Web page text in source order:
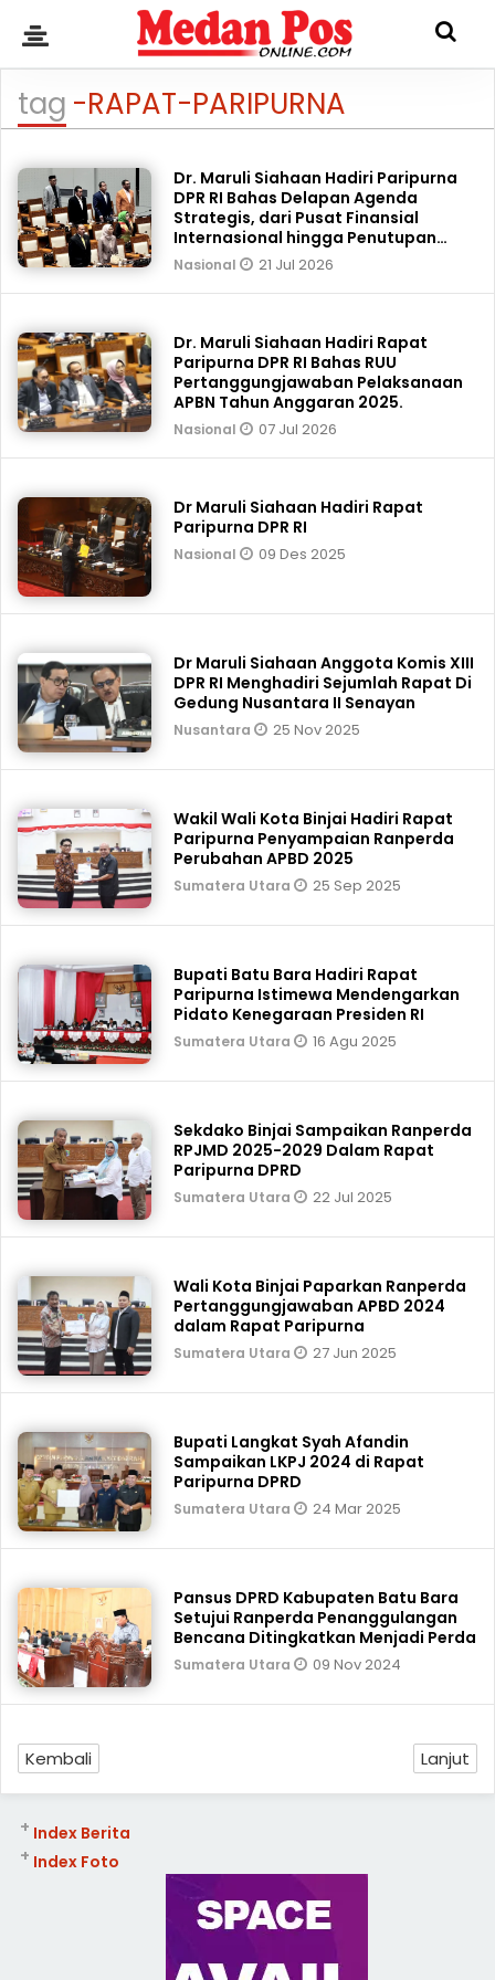
tag -RAPAT-PARIPURNA
Dr. Maruli Siahaan Hadiri Paripurna
DPR RI Bahas Delapan Agenda
Strategis, dari Pusat Finansial
Internasional hingga Penutupan
Masa Persidangan
Nasional 21 Jul 2026
Dr. Maruli Siahaan Hadiri Rapat
Paripurna DPR RI Bahas RUU
Pertanggungjawaban Pelaksanaan
APBN Tahun Anggaran 2025.
Nasional 07 Jul 2026
Dr Maruli Siahaan Hadiri Rapat
Paripurna DPR RI
Nasional 09 Des 2025
Dr Maruli Siahaan Anggota Komis XIII
DPR RI Menghadiri Sejumlah Rapat Di
Gedung Nusantara II Senayan
Nusantara 25 Nov 2025
Wakil Wali Kota Binjai Hadiri Rapat
Paripurna Penyampaian Ranperda
Perubahan APBD 2025
Sumatera Utara 25 Sep 2025
Bupati Batu Bara Hadiri Rapat
Paripurna Istimewa Mendengarkan
Pidato Kenegaraan Presiden RI
Sumatera Utara 16 Agu 2025
Sekdako Binjai Sampaikan Ranperda
RPJMD 2025-2029 Dalam Rapat
Paripurna DPRD
Sumatera Utara 22 Jul 2025
Wali Kota Binjai Paparkan Ranperda
Pertanggungjawaban APBD 2024
dalam Rapat Paripurna
Sumatera Utara 27 Jun 2025
Bupati Langkat Syah Afandin
Sampaikan LKPJ 2024 di Rapat
Paripurna DPRD
Sumatera Utara 24 Mar 2025
Pansus DPRD Kabupaten Batu Bara
Setujui Ranperda Penanggulangan
Bencana Ditingkatkan Menjadi Perda
Sumatera Utara 09 Nov 2024
Kembali Lanjut
Index Berita
+
Index Foto
+